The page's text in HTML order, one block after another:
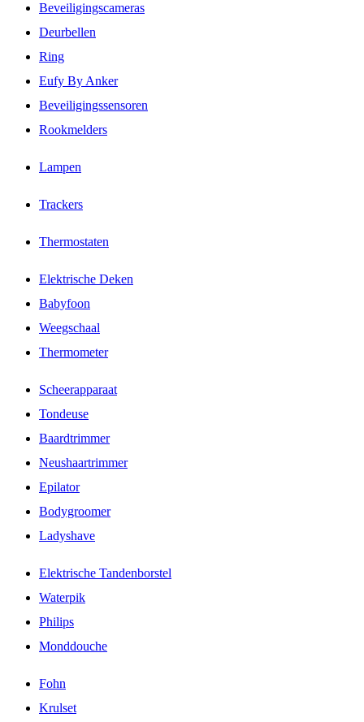
Beveiligingscameras
Deurbellen
Ring
Eufy By Anker
Beveiligingssensoren
Rookmelders
Lampen
Trackers
Thermostaten
Elektrische Deken
Babyfoon
Weegschaal
Thermometer
Scheerapparaat
Tondeuse
Baardtrimmer
Neushaartrimmer
Epilator
Bodygroomer
Ladyshave
Elektrische Tandenborstel
Waterpik
Philips
Monddouche
Fohn
Krulset